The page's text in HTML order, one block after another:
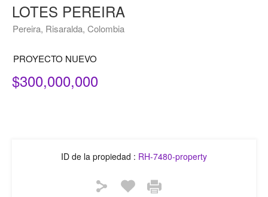
LOTES PEREIRA
Pereira, Risaralda, Colombia
PROYECTO NUEVO
$300,000,000
ID de la propiedad : RH-7480-property